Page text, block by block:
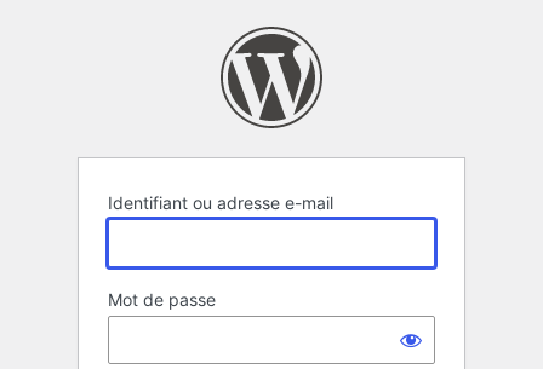
Identifiant ou adresse e-mail
Mot de passe